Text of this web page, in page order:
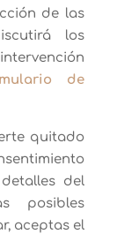
de las
los
de
quitado
del
posibles
aceptas el